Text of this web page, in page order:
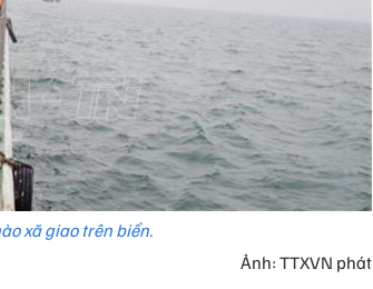
xã giao trên biển.
Ảnh: TTXVN phát